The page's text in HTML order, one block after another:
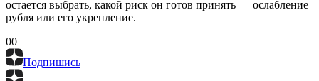
остается выбрать, какой риск он готов принять — ослабление
рубля или его укрепление.
00
Подпишись